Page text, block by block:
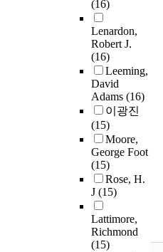
(16)
Lenardon,
Robert J.
(16)
Leeming,
David
Adams (16)
이광진
(15)
Moore,
George Foot
(15)
Rose, H.
J (15)
Lattimore,
Richmond
(15)